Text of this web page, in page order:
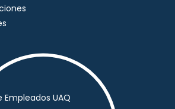
Empleados UAQ